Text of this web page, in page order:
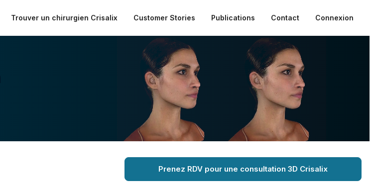
Trouver un chirurgien Crisalix Customer Stories Publications Contact Connexion
Prenez RDV pour une consultation 3D Crisalix